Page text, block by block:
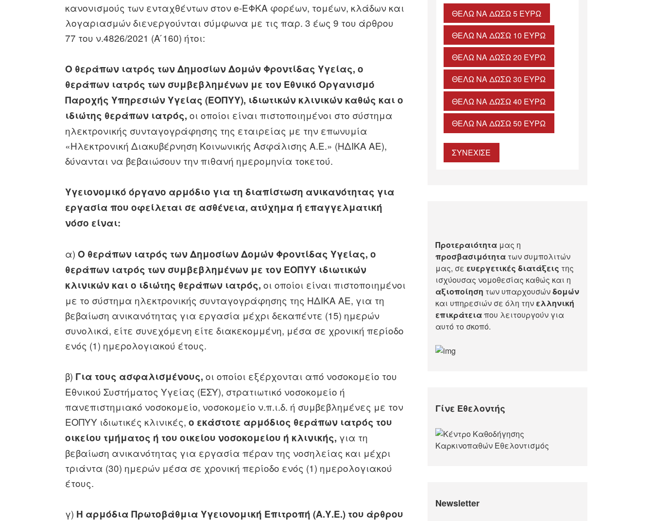
κανονισμούς των ενταχθέντων στον e-ΕΦΚΑ φορέων, τομέων, κλάδων και
λογαριασμών διενεργούνται σύμφωνα με τις παρ. 3 έως 9 του άρθρου
77 του ν.4826/2021 (Α ́160) ήτοι:
Ο θεράπων ιατρός των Δημοσίων Δομών Φροντίδας Υγείας, ο
θεράπων ιατρός των συμβεβλημένων με τον Εθνικό Οργανισμό
Παροχής Υπηρεσιών Υγείας (ΕΟΠΥΥ), ιδιωτικών κλινικών καθώς και ο
ιδιώτης θεράπων ιατρός, οι οποίοι είναι πιστοποιημένοι στο σύστημα
ηλεκτρονικής συνταγογράφησης της εταιρείας με την επωνυμία
«Ηλεκτρονική Διακυβέρνηση Κοινωνικής Ασφάλισης Α.Ε.» (ΗΔΙΚΑ ΑΕ),
δύνανται να βεβαιώσουν την πιθανή ημερομηνία τοκετού.
Υγειονομικό όργανο αρμόδιο για τη διαπίστωση ανικανότητας για
εργασία που οφείλεται σε ασθένεια, ατύχημα ή επαγγελματική
νόσο είναι:
α)Ο θεράπων ιατρός των Δημοσίων Δομών Φροντίδας Υγείας, ο
θεράπων ιατρός των συμβεβλημένων με τον ΕΟΠΥΥ ιδιωτικών
κλινικών και ο ιδιώτης θεράπων ιατρός, οι οποίοι είναι πιστοποιημένοι
με το σύστημα ηλεκτρονικής συνταγογράφησης της ΗΔΙΚΑ ΑΕ, για τη
βεβαίωση ανικανότητας για εργασία μέχρι δεκαπέντε (15) ημερών
συνολικά, είτε συνεχόμενη είτε διακεκομμένη, μέσα σε χρονική περίοδο
ενός (1) ημερολογιακού έτους.
β) Για τους ασφαλισμένους, οι οποίοι εξέρχονται από νοσοκομείο του
Εθνικού Συστήματος Υγείας (ΕΣΥ), στρατιωτικό νοσοκομείο ή
πανεπιστημιακό νοσοκομείο, νοσοκομείο ν.π.ι.δ. ή συμβεβλημένες με τον
ΕΟΠΥΥ ιδιωτικές κλινικές,ο εκάστοτε αρμόδιος θεράπων ιατρός του
οικείου τμήματος ή του οικείου νοσοκομείου ή κλινικής, για τη
βεβαίωση ανικανότητας για εργασία πέραν της νοσηλείας και μέχρι
τριάντα (30) ημερών μέσα σε χρονική περίοδο ενός (1) ημερολογιακού
έτους.
γ) Η αρμόδια Πρωτοβάθμια Υγειονομική Επιτροπή (Α.Υ.Ε.) του άρθρου
ΘΈΛΩ ΝΑ ΔΏΣΩ 5 ΕΥΡΏ
ΘΈΛΩ ΝΑ ΔΏΣΩ 10 ΕΥΡΏ
ΘΈΛΩ ΝΑ ΔΏΣΩ 20 ΕΥΡΏ
ΘΈΛΩ ΝΑ ΔΏΣΩ 30 ΕΥΡΏ
ΘΈΛΩ ΝΑ ΔΏΣΩ 40 ΕΥΡΏ
ΘΈΛΩ ΝΑ ΔΏΣΩ 50 ΕΥΡΏ
ΣΥΝΕΧΙΣΕ
Προτεραιότητα μας η
προσβασιμότητα των συμπολιτών
μας, σε ευεργετικές διατάξεις της
ισχύουσας νομοθεσίας καθώς και η
αξιοποίηση των υπαρχουσώνδομών
και υπηρεσιών σε όλη την ελληνική
επικράτειαπου λειτουργούν για
αυτό το σκοπό.​
Γίνε Εθελοντής
Newsletter